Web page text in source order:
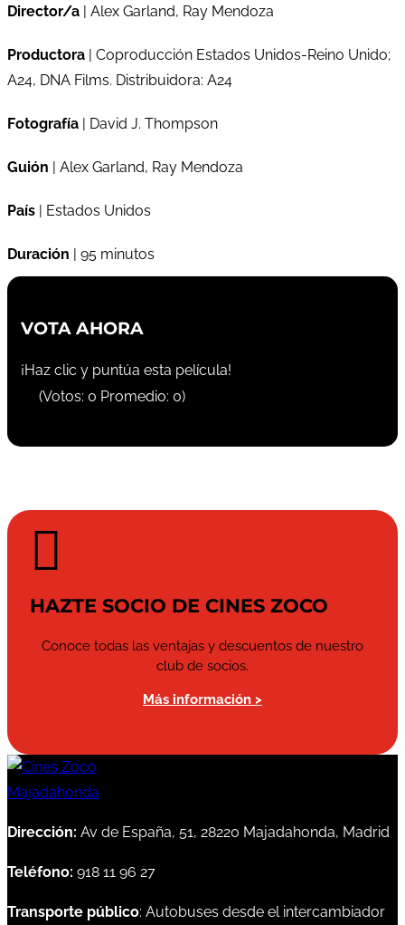
Director/a | Alex Garland, Ray Mendoza
Productora | Coproducción Estados Unidos-Reino Unido;
A24, DNA Films. Distribuidora: A24
Fotografía | David J. Thompson
Guión | Alex Garland, Ray Mendoza
País | Estados Unidos
Duración | 95 minutos
VOTA AHORA
¡Haz clic y puntúa esta película!
(Votos: 0 Promedio: 0)

HAZTE SOCIO DE CINES ZOCO
Conoce todas las ventajas y descuentos de nuestro
club de socios.
Más información >
Dirección: Av de España, 51, 28220 Majadahonda, Madrid
Teléfono: 918 11 96 27
Transporte público: Autobuses desde el intercambiador